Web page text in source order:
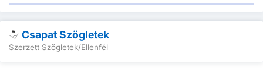
Csapat Szögletek
Szerzett Szögletek/Ellenfél